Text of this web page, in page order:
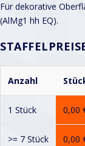
Für dekorative
(AlMg1 hh EQ).
Anzahl
1 Stück 0,00
>= 7 Stück 0,00